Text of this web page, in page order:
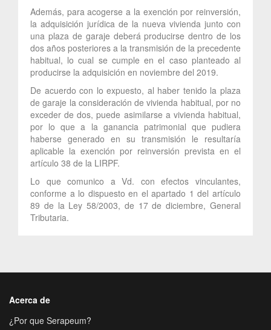
Además, para acogerse a la exención por reinversión,
la adquisición jurídica de la nueva vivienda junto con
una plaza de garaje deberá producirse dentro de los
dos años posteriores a la transmisión de la precedente
habitual, lo cual se cumple en el caso planteado al
producirse la adquisición en noviembre del 2019.
De acuerdo con lo expuesto, al haber tenido la plaza
de garaje la consideración de vivienda habitual, por no
exceder de dos, puede asimilarse a vivienda habitual,
por lo que a la ganancia patrimonial que pudiera
haberse generado en su transmisión le resultaría
aplicable la exención por reinversión prevista en el
artículo 38 de la LIRPF.
Lo que comunico a Vd. con efectos vinculantes,
conforme a lo dispuesto en el apartado 1 del artículo
89 de la Ley 58/2003, de 17 de diciembre, General
Tributaria.
Acerca de
¿Por que Serapeum?